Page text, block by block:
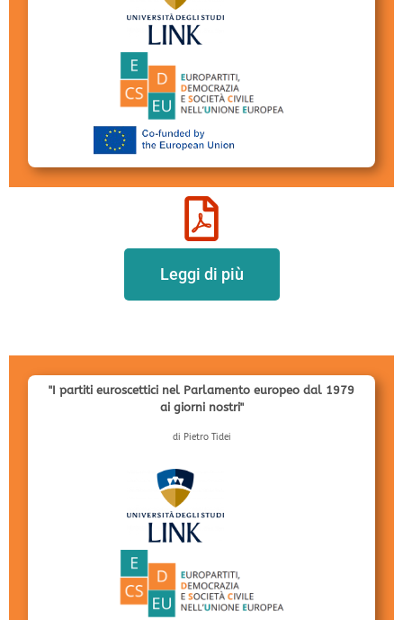
Leggi di più
"I partiti euroscettici nel Parlamento europeo dal 1979
ai giorni nostri"
di Pietro Tidei